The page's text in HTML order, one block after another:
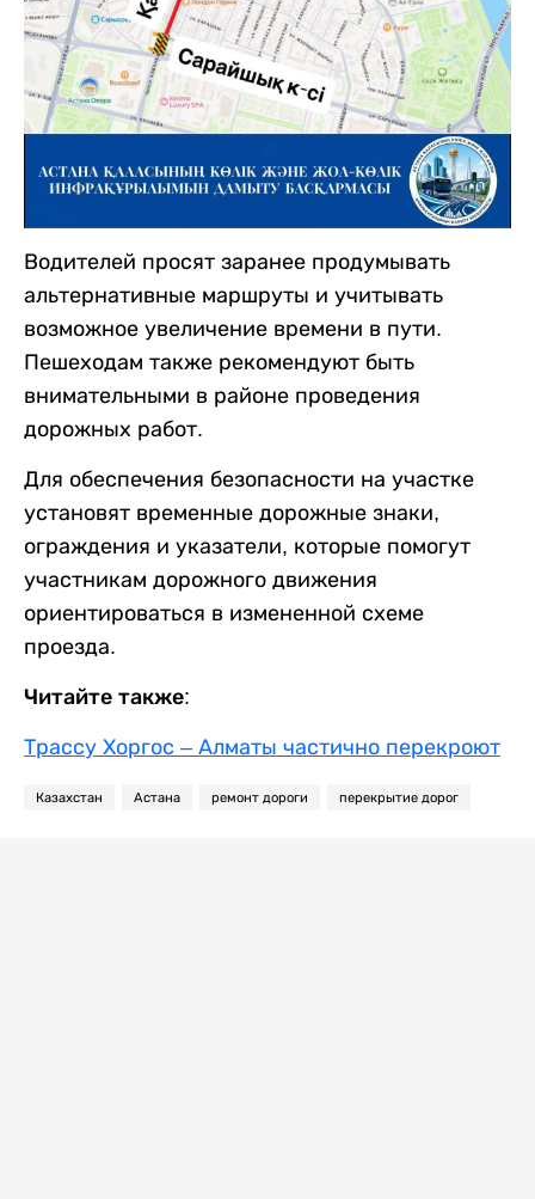
Водителей просят заранее продумывать
альтернативные маршруты и учитывать
возможное увеличение времени в пути.
Пешеходам также рекомендуют быть
внимательными в районе проведения
дорожных работ.
Для обеспечения безопасности на участке
установят временные дорожные знаки,
ограждения и указатели, которые помогут
участникам дорожного движения
ориентироваться в измененной схеме
проезда.
Читайте также:
Трассу Хоргос – Алматы частично перекроют
Казахстан Астана ремонт дороги перекрытие дорог